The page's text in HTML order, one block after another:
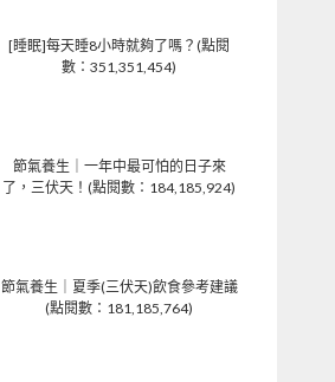
[睡眠]每天睡8小時就夠了嗎？(點閱
數：351,351,454)
節氣養生｜一年中最可怕的日子來
了，三伏天！(點閱數：184,185,924)
節氣養生｜夏季(三伏天)飲食參考建議
(點閱數：181,185,764)